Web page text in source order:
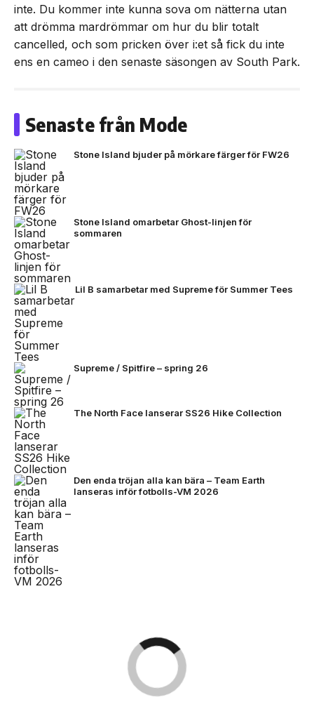
inte. Du kommer inte kunna sova om nätterna utan
att drömma mardrömmar om hur du blir totalt
cancelled, och som pricken över i:et så fick du inte
ens en cameo i den senaste säsongen av South Park.
Senaste från Mode
Stone Island bjuder på mörkare färger för FW26
Stone Island omarbetar Ghost-linjen för
sommaren
Lil B samarbetar med Supreme för Summer Tees
Supreme / Spitfire – spring 26
The North Face lanserar SS26 Hike Collection
Den enda tröjan alla kan bära – Team Earth
lanseras inför fotbolls-VM 2026